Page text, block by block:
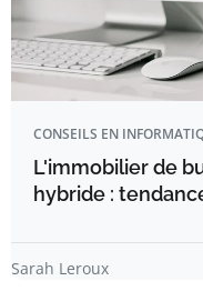
CONSEILS EN
L'immobilier de
hybride :
Sarah Leroux